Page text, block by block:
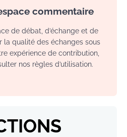
commentaire
de débat, d’échange et de
la qualité des échanges sous
expérience de contribution,
nos règles d’utilisation.